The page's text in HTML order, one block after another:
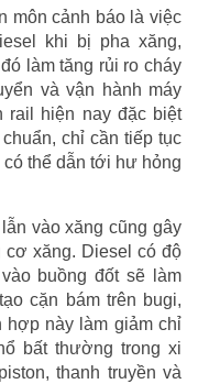
môn cảnh báo là việc
khi bị pha xăng,
làm tăng rủi ro cháy
và vận hành máy
rail hiện nay đặc biệt
chỉ cần tiếp tục
thể dẫn tới hư hỏng
vào xăng cũng gây
cơ xăng. Diesel có độ
buồng đốt sẽ làm
cặn bám trên bugi,
hợp này làm giảm chỉ
bất thường trong xi
thanh truyền và